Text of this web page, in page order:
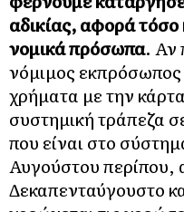
αδικίας, αφορά τόσο
νομικά πρόσωπα. Αν
νόμιμος εκπρόσωπος
χρήματα με την
συστημική τράπεζα
που είναι στο
Αυγούστου περίπου,
Δεκαπενταύγουστο